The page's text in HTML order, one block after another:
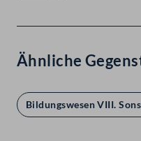
Ähnliche
Bildungswesen VIII.